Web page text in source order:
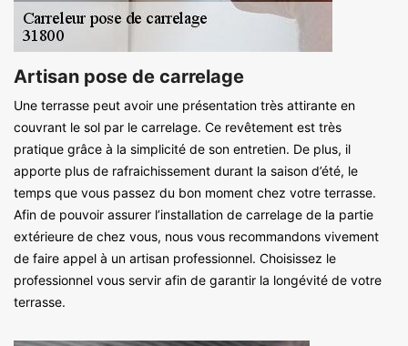
Artisan pose de carrelage
Une terrasse peut avoir une présentation très attirante en
couvrant le sol par le carrelage. Ce revêtement est très
pratique grâce à la simplicité de son entretien. De plus, il
apporte plus de rafraichissement durant la saison d’été, le
temps que vous passez du bon moment chez votre terrasse.
Afin de pouvoir assurer l’installation de carrelage de la partie
extérieure de chez vous, nous vous recommandons vivement
de faire appel à un artisan professionnel. Choisissez le
professionnel vous servir afin de garantir la longévité de votre
terrasse.